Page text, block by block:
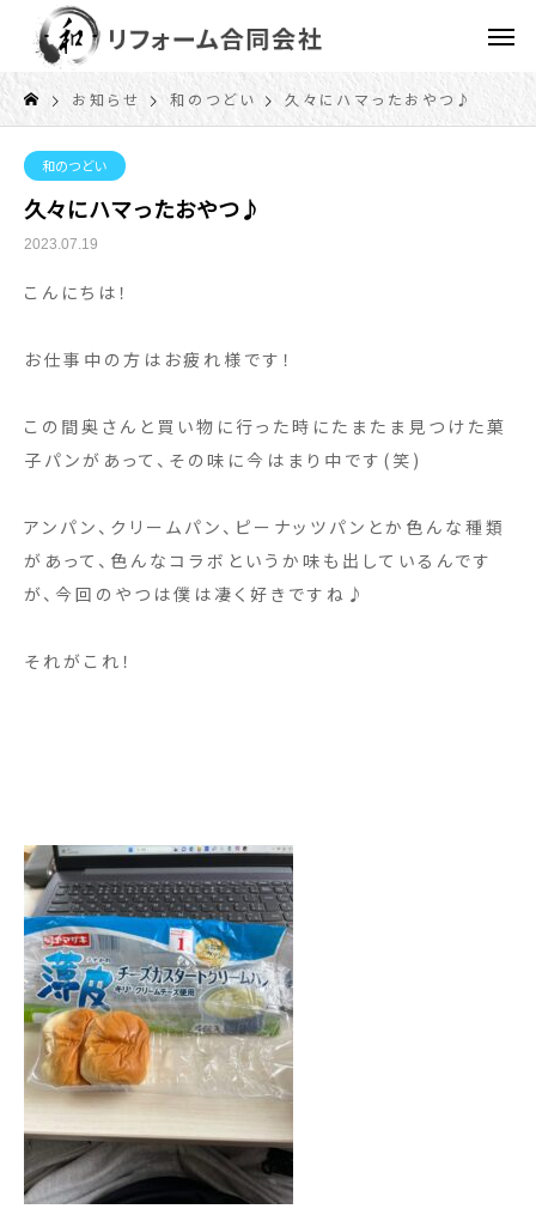
お知らせ 和のつどい 久々にハマったおやつ♪
和のつどい
久々にハマったおやつ♪
2023.07.19
こんにちは！
お仕事中の方はお疲れ様です！
この間奥さんと買い物に行った時にたまたま見つけた菓
子パンがあって、その味に今はまり中です(笑)
アンパン、クリームパン、ピーナッツパンとか色んな種類
があって、色んなコラボというか味も出しているんです
が、今回のやつは僕は凄く好きですね♪
それがこれ！